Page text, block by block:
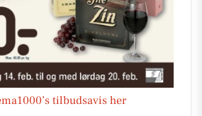
tilbudsavis her